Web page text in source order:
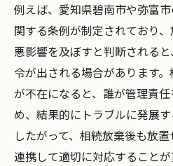
空き家の相続放棄後
何か
空き家放棄者が直面
相続放棄時の空き家管理
空き家相続放棄と管
解説
例えば、愛知県碧南市や弥富
関する条例が制定されており
悪影響を及ぼすと判断される
令が出される場合があります
が不在になると、誰が管理責
め、結果的にトラブルに発展す
したがって、相続放棄後も放
連携して適切に対応することが